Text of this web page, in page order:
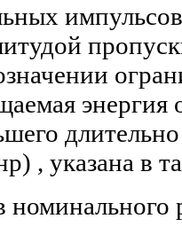
энергия
, указана в
номинального